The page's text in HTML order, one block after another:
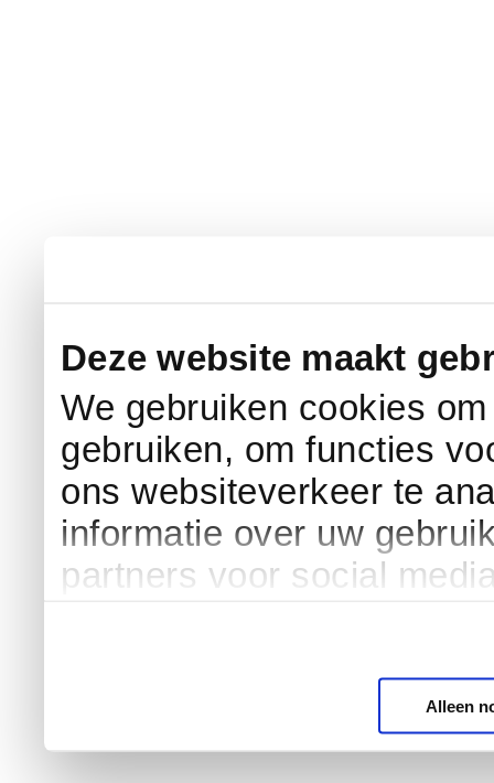
Deze website maakt
We gebruiken cookies
gebruiken, om functies
ons websiteverkeer te
informatie over uw
partners voor social
Alleen